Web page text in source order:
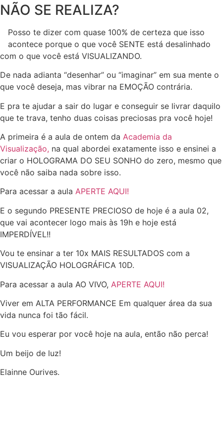
NÃO SE REALIZA?
Posso te dizer com quase 100% de certeza que isso
acontece porque o que você SENTE está desalinhado
com o que você está VISUALIZANDO.
De nada adianta “desenhar” ou “imaginar” em sua mente o
que você deseja, mas vibrar na EMOÇÃO contrária.
E pra te ajudar a sair do lugar e conseguir se livrar daquilo
que te trava, tenho duas coisas preciosas pra você hoje!
A primeira é a aula de ontem da Academia da
Visualização, na qual abordei exatamente isso e ensinei a
criar o HOLOGRAMA DO SEU SONHO do zero, mesmo que
você não saiba nada sobre isso.
Para acessar a aula APERTE AQUI!
E o segundo PRESENTE PRECIOSO de hoje é a aula 02,
que vai acontecer logo mais às 19h e hoje está
IMPERDÍVEL!!
Vou te ensinar a ter 10x MAIS RESULTADOS com a
VISUALIZAÇÃO HOLOGRÁFICA 10D.
Para acessar a aula AO VIVO, APERTE AQUI!
Viver em ALTA PERFORMANCE Em qualquer área da sua
vida nunca foi tão fácil.
Eu vou esperar por você hoje na aula, então não perca!
Um beijo de luz!
Elainne Ourives.